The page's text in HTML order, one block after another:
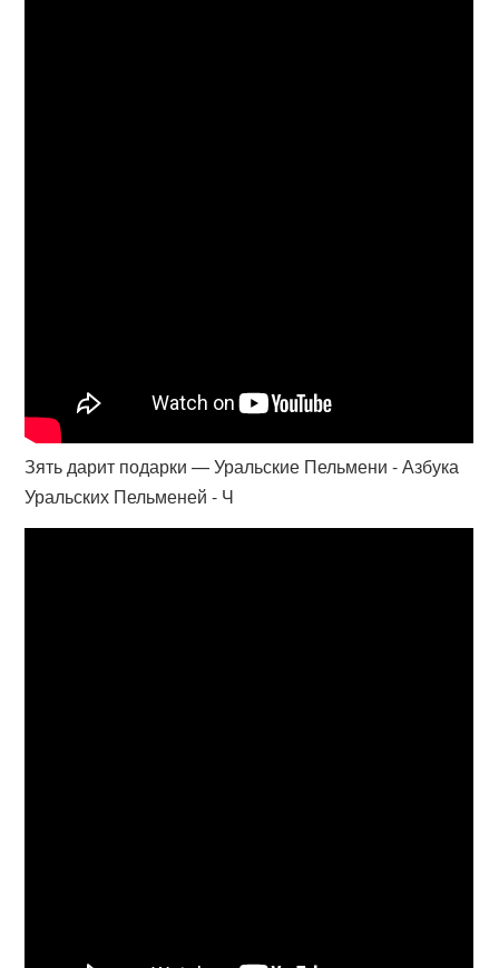
Зять дарит подарки — Уральские Пельмени - Азбука
Уральских Пельменей - Ч